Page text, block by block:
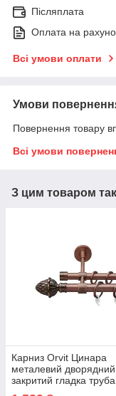
Післяплата
Оплата на
Всі умови оплати
Умови
Повернення товару
Всі умови
З цим товаром
Карниз Orvit Цинара
металевий дворядний
закритий гладка труба
кільце фасонне